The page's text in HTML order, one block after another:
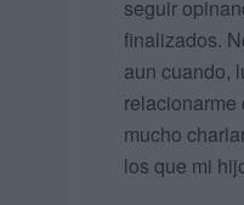
seguir
finalizados.
aun cuando,
relacionarme
mucho
los que mi